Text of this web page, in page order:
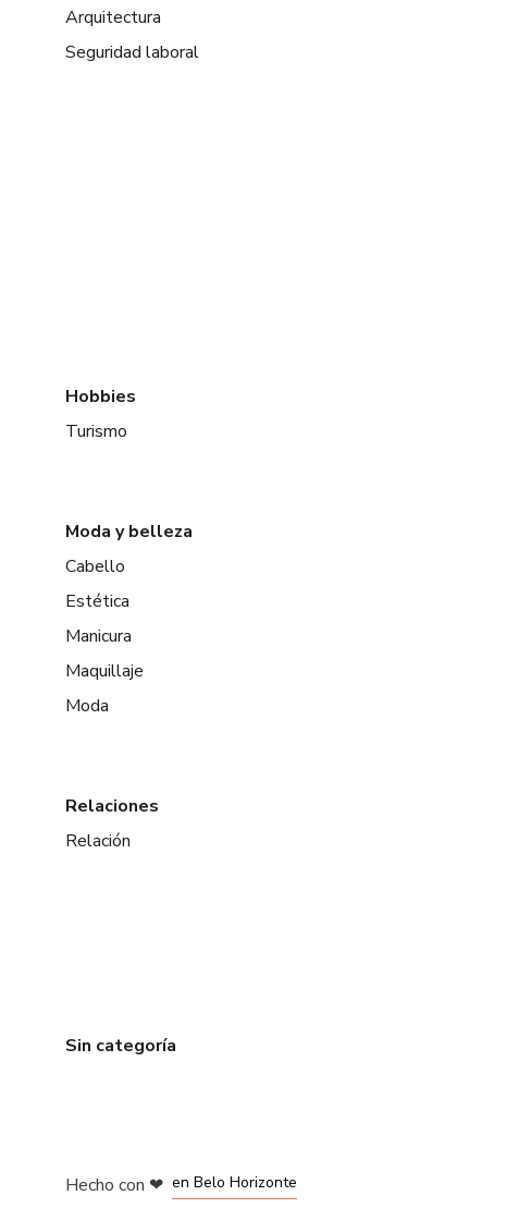
Arquitectura
Seguridad laboral
Hobbies
Turismo
Moda y belleza
Cabello
Estética
Manicura
Maquillaje
Moda
Relaciones
Relación
Sin categoría
Hecho con ❤ en Belo Horizonte